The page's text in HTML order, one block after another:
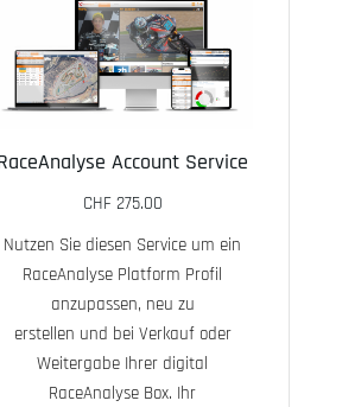
Account Service
CHF275.00
Nutzen Sie diesen Service um ein
RaceAnalyse Platform Profil
anzupassen, neu zu
erstellen und bei Verkauf oder
Weitergabe Ihrer digital
RaceAnalyse Box. Ihr